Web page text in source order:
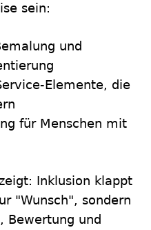
sein:
und
Elemente, die
für Menschen mit
Inklusion klappt
"Wunsch", sondern
Bewertung und